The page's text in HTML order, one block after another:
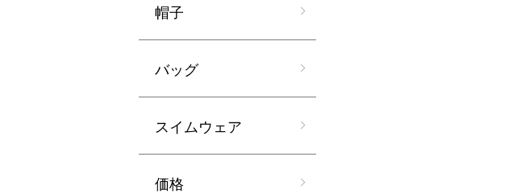
帽子
バッグ
スイムウェア
価格